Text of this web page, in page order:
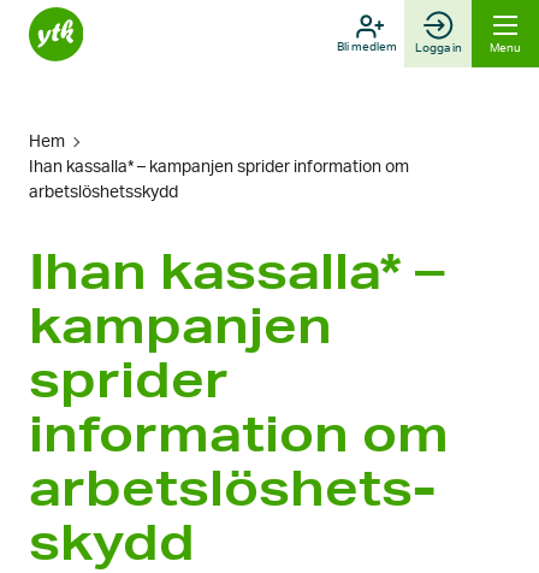
Skip
Bli medlem Logga in Menu
Hem
Ihan kassalla* – kampanjen sprider information om
arbetslöshets­skydd
Ihan kassalla* –
kampanjen
sprider
information om
arbetslöshets­
skydd